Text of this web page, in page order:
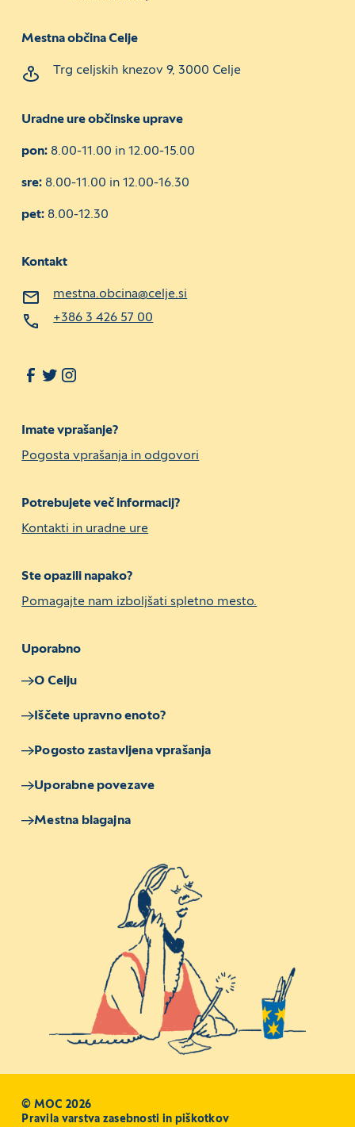
Mestna občina Celje
Trg celjskih knezov 9, 3000 Celje
Uradne ure občinske uprave
pon: 8.00-11.00 in 12.00-15.00
sre: 8.00-11.00 in 12.00-16.30
pet: 8.00-12.30
Kontakt
mestna.obcina@celje.si
+386 3 426 57 00
Imate vprašanje?
Pogosta vprašanja in odgovori
Potrebujete več informacij?
Kontakti in uradne ure
Ste opazili napako?
Pomagajte nam izboljšati spletno mesto.
Uporabno
O Celju
Iščete upravno enoto?
Pogosto zastavljena vprašanja
Uporabne povezave
Mestna blagajna
© MOC 2026
Pravila varstva zasebnosti in piškotkov